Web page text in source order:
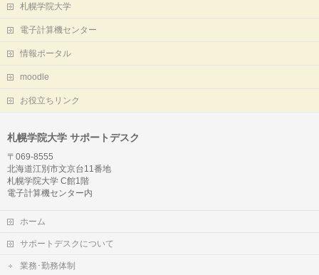
札幌学院大学
電子計算機センター
情報ポータル
moodle
お役立ちリンク
札幌学院大学 サポートデスク
〒069-8555
北海道江別市文京台11番地
札幌学院大学 C館1階
電子計算機センター内
ホーム
サポートデスクについて
業務･勤務体制